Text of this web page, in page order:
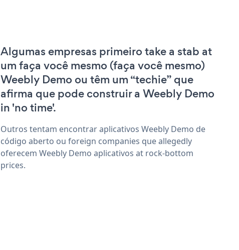
Algumas empresas primeiro take a stab at
um faça você mesmo (faça você mesmo)
Weebly Demo ou têm um “techie” que
afirma que pode construir a Weebly Demo
in 'no time'.
Outros tentam encontrar aplicativos Weebly Demo de
código aberto ou foreign companies que allegedly
oferecem Weebly Demo aplicativos at rock-bottom
prices.